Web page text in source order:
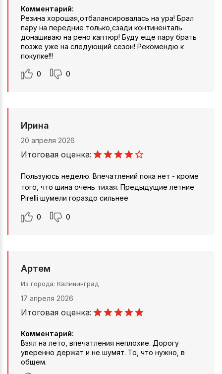
Комментарий:
Резина хорошая,отбалансировалась на ура! Брал
пару на передние только,сзади континенталь
донашиваю на рено каптюр! Буду еще пару брать
позже уже на следующий сезон! Рекомендю к
покупке!!!
0 0
Ирина
20 апреля 2026
Итоговая оценка:
Пользуюсь неделю. Впечатлений пока нет - кроме
того, что шина очень тихая. Предыдущие летние
Pirelli шумели гораздо сильнее
0 0
Артем
Из города Калининград
17 апреля 2026
Итоговая оценка:
Комментарий:
Взял на лето, впечатления неплохие. Дорогу
уверенно держат и не шумят. То, что нужно, в
общем.